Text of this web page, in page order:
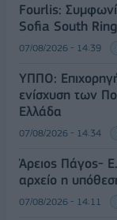
Fourlis:
Sofia South
07/08/2026 - 14:39
ΥΠΠΟ:
ενίσχυση των
Ελλάδα
07/08/2026 - 14:34
Άρειος Πάγος-
αρχείο η
07/08/2026 - 14:11